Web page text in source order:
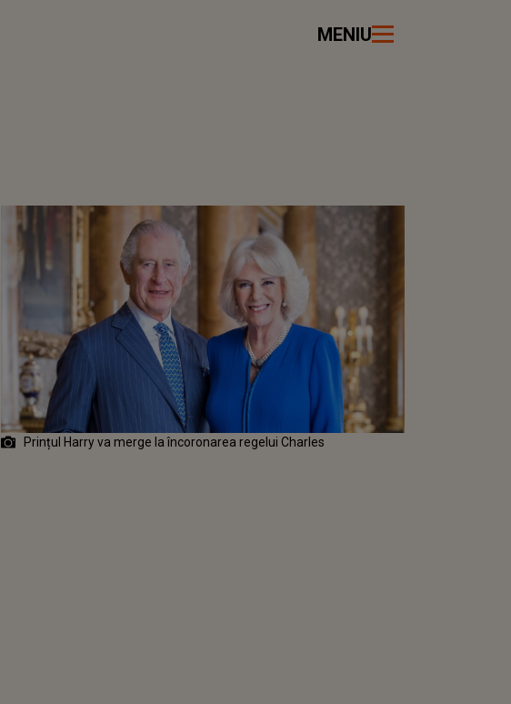
MENIU
Prințul Harry va merge la încoronarea regelui Charles